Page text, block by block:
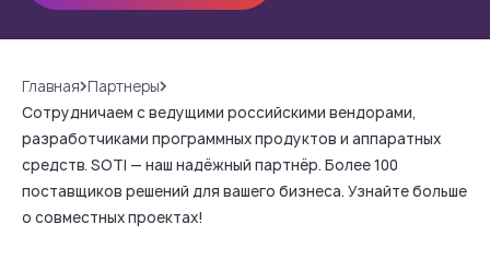
Главная Партнеры
Сотрудничаем с ведущими российскими вендорами,
разработчиками программных продуктов и аппаратных
средств. SOTI — наш надёжный партнёр. Более 100
поставщиков решений для вашего бизнеса. Узнайте больше
о совместных проектах!